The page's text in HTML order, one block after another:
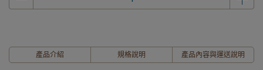
產品介紹 規格說明 產品內容與運送說明